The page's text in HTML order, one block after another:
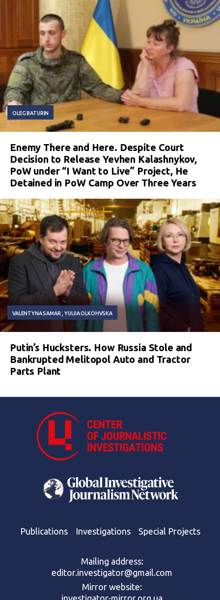
OLEG BATURIN
Enemy There and Here. Despite Court
Decision to Release Yevhen Kalashnykov,
PoW under “I Want to Live” Project, He
Detained in PoW Camp Over Three Years
VALENTYNA SAMAR YULIIA OLKOHVSKA
Putin’s Hucksters. How Russia Stole and
Bankrupted Melitopol Auto and Tractor
Parts Plant
Publications Investigations Special Projects
Mailing address:
editor.investigator@gmail.com
Mirror website:
investigator-mirror.org.ua